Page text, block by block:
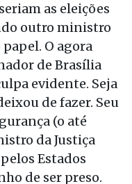
as eleições
outro ministro
O agora
de Brasília
evidente. Seja
de fazer. Seu
(o até
da Justiça
Estados
de ser preso.